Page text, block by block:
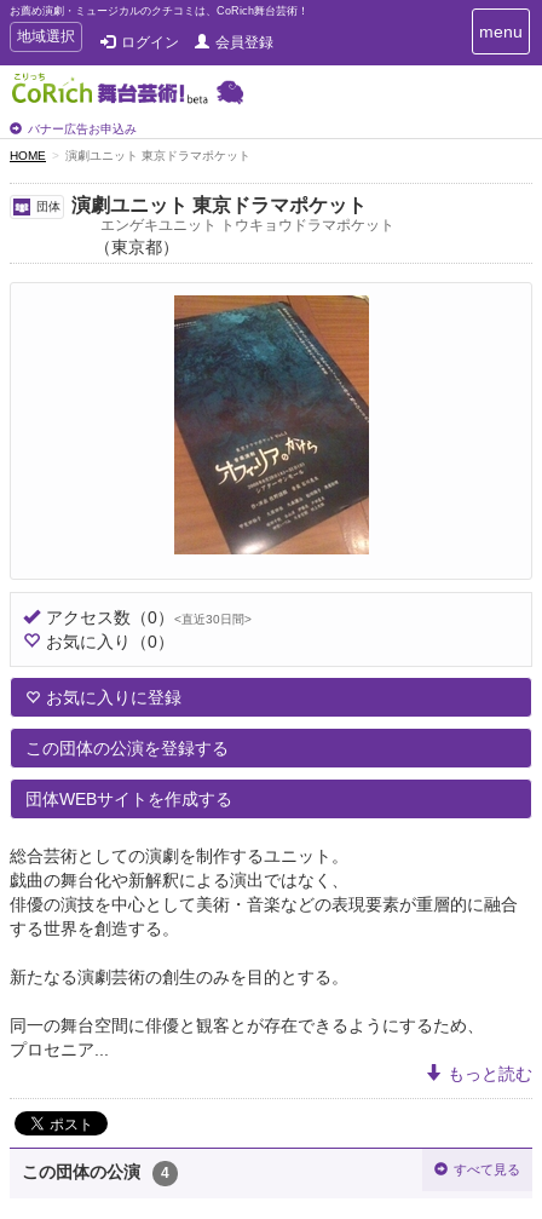
お薦め演劇・ミュージカルのクチコミは、CoRich舞台芸術！
T
o
g
g
e
n
a
v
i
a
t
地域選択 ログイン 会員登録
バナー広告お申込み
T
o
menu
HOME 演劇ユニット 東京ドラマポケット
団体 演劇ユニット 東京ドラマポケット
エンゲキユニット トウキョウドラマポケット
（東京都）
アクセス数 （0） <直近30日間>
お気に入り （0）
お気に入りに登録
この団体の公演を登録する
団体WEBサイトを作成する
総合芸術としての演劇を制作するユニット。
戯曲の舞台化や新解釈による演出ではなく、
俳優の演技を中心として美術・音楽などの表現要素が重層的に融合
する世界を創造する。
新たなる演劇芸術の創生のみを目的とする。
同一の舞台空間に俳優と観客とが存在できるようにするため、
プロセニア...
もっと読む
この団体の公演 4 すべて見る